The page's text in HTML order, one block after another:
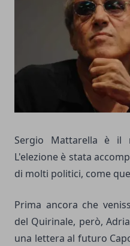
Sergio Mattarella è il
L'elezione è stata
di molti politici, come
Prima ancora che
del Quirinale, però,
una lettera al futuro